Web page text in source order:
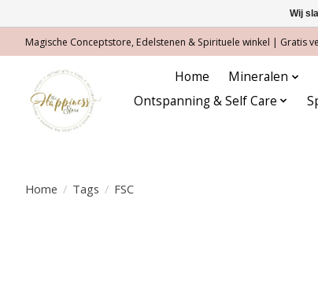
Magische Conceptstore, Edelstenen & Spirituele winkel | Gratis
Home Mineralen
Ontspanning & Self Care
Home / Tags / FSC
Wij